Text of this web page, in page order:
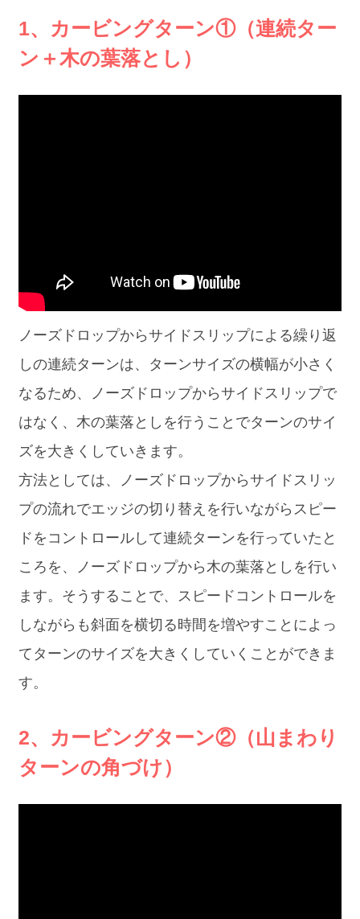
1、カービングターン①（連続ター
ン＋木の葉落とし）
ノーズドロップからサイドスリップによる繰り返
しの連続ターンは、ターンサイズの横幅が小さく
なるため、ノーズドロップからサイドスリップで
はなく、木の葉落としを行うことでターンのサイ
ズを大きくしていきます。
方法としては、ノーズドロップからサイドスリッ
プの流れでエッジの切り替えを行いながらスピー
ドをコントロールして連続ターンを行っていたと
ころを、ノーズドロップから木の葉落としを行い
ます。そうすることで、スピードコントロールを
しながらも斜面を横切る時間を増やすことによっ
てターンのサイズを大きくしていくことができま
す。
2、カービングターン②（山まわり
ターンの角づけ）